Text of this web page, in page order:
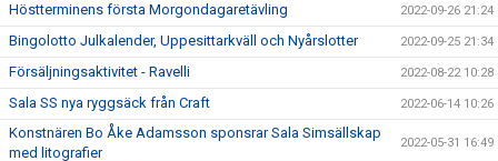
Höstterminens första Morgondagaretävling 2022-09-26 21:24
Bingolotto Julkalender, Uppesittarkväll och Nyårslotter 2022-09-25 21:34
Försäljningsaktivitet - Ravelli 2022-08-22 10:28
Sala SS nya ryggsäck från Craft 2022-06-14 10:26
Konstnären Bo Åke Adamsson sponsrar Sala Simsällskap
med litografier
2022-05-31 16:49